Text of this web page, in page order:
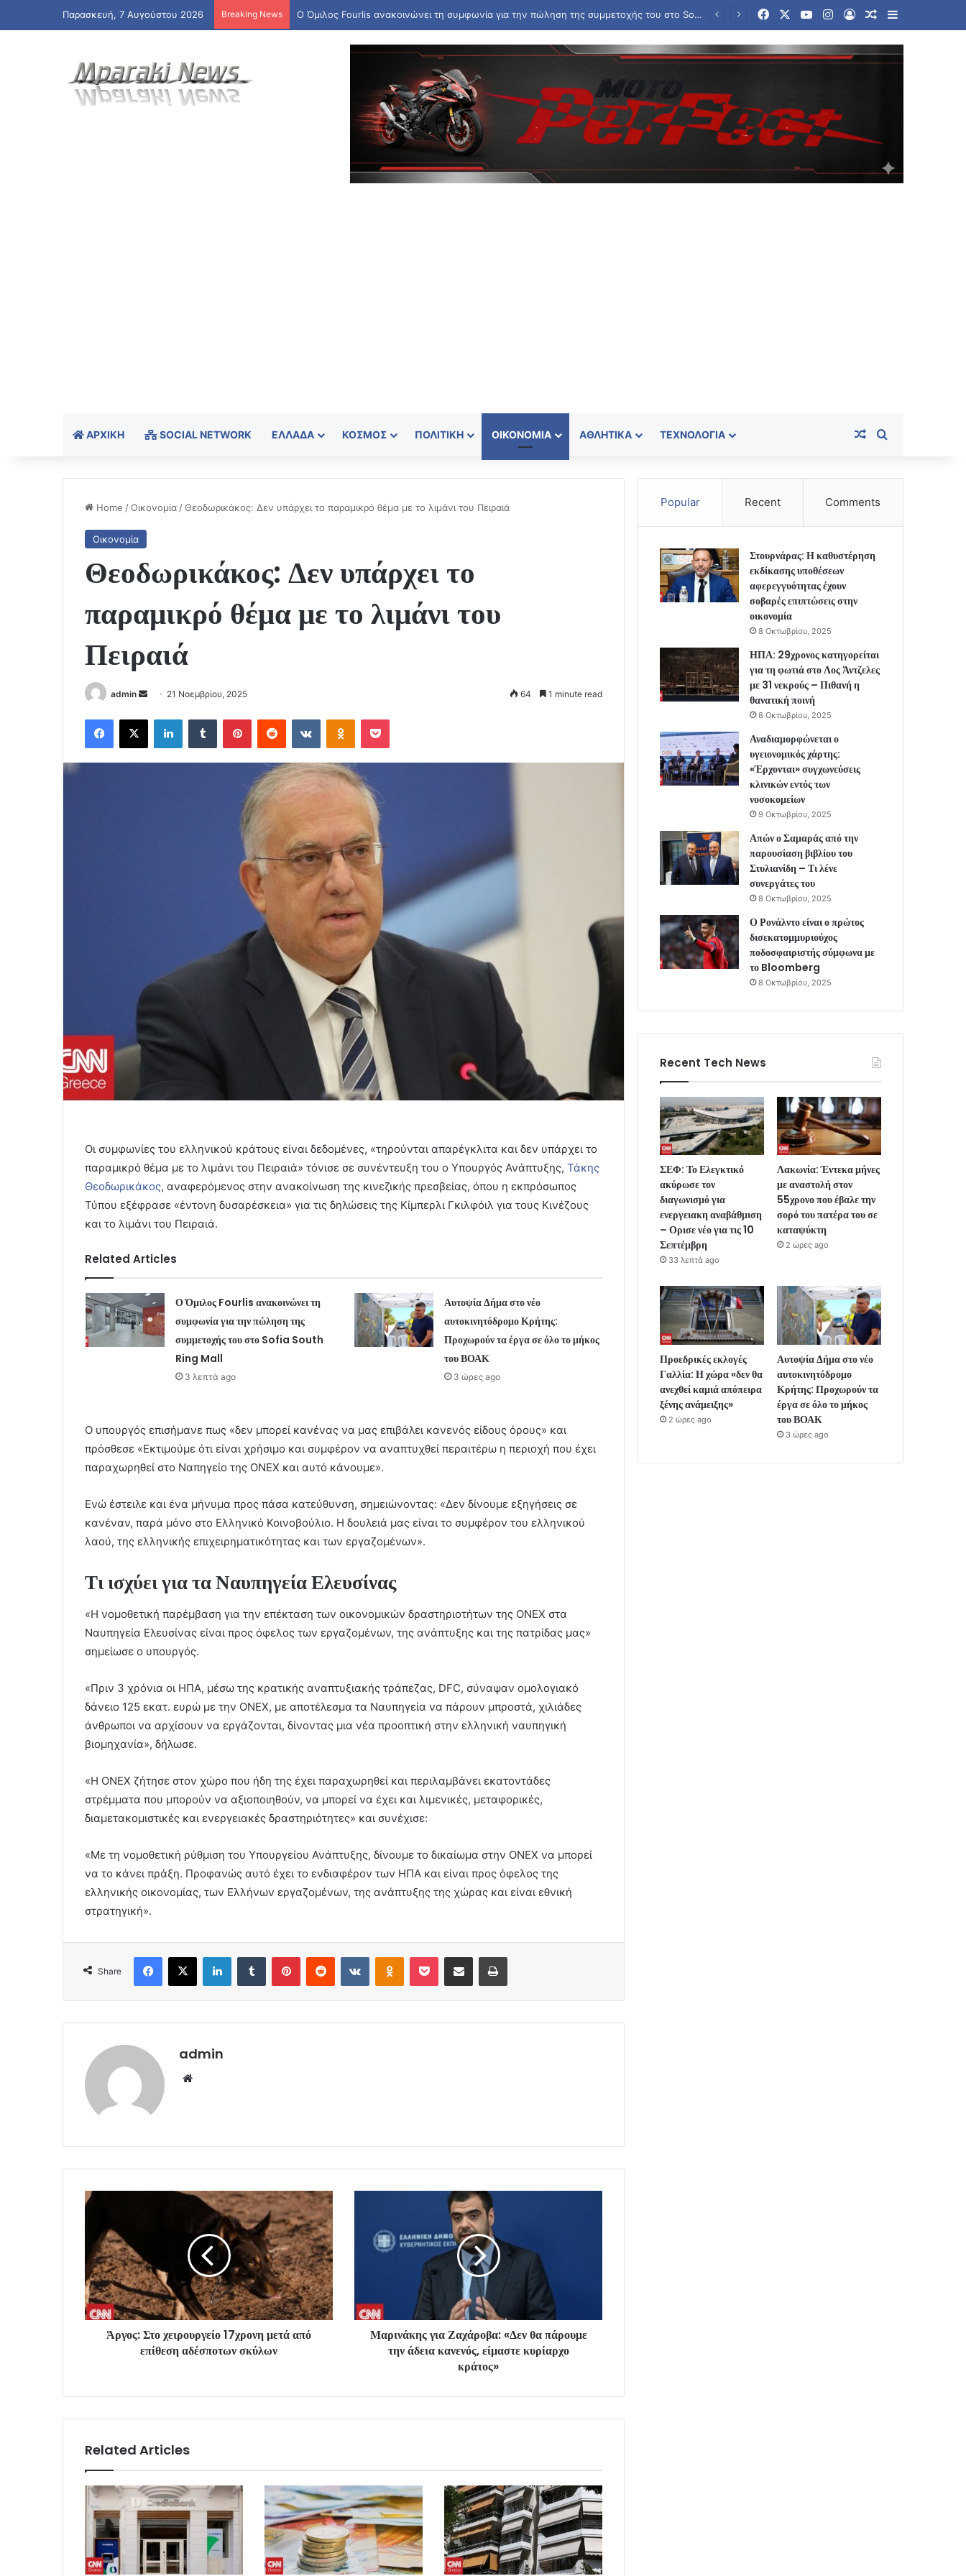
Παρασκευή, 7 Αυγούστου 2026 Breaking News ΣΕΦ: Το Ελεγκτικό ακύρωσε τον διαγωνισμό για ενεργειακη αναβάθμιση – Ορισε νέο για τις 10 Σεπτέμβρη FacebookYouTubeInstagram
Log InRandom Article
Sidebar
ΑΡΧΙΚΉ SOCIAL NETWORK ΕΛΛΆΔΑ ΚΌΣΜΟΣ ΠΟΛΙΤΙΚΉ ΟΙΚΟΝΟΜΊΑ ΑΘΛΗΤΙΚΆ ΤΕΧΝΟΛΟΓΊΑ Random Article
Home /Οικονομία /Θεοδωρικάκος: Δεν υπάρχει το παραμικρό θέμα με το λιμάνι του Πειραιά
Οικονομία
Θεοδωρικάκος: Δεν υπάρχει το
παραμικρό θέμα με το λιμάνι του
Πειραιά
admin
Send
email
21 Νοεμβρίου, 2025 64 1 minute read
Facebook
X LinkedInTumblr PinterestReddit VKontakteOdnoklassniki
Pocket
Οι συμφωνίες του ελληνικού κράτους είναι δεδομένες, «τηρούνται απαρέγκλιτα και δεν υπάρχει το
παραμικρό θέμα με το λιμάνι του Πειραιά» τόνισε σε συνέντευξη του ο Υπουργός Ανάπτυξης, Τάκης
Θεοδωρικάκος, αναφερόμενος στην ανακοίνωση της κινεζικής πρεσβείας, όπου η εκπρόσωπος
Τύπου εξέφρασε «έντονη δυσαρέσκεια» για τις δηλώσεις της Κίμπερλι Γκιλφόιλ για τους Κινέζους
και το λιμάνι του Πειραιά.
Related Articles
Ο Όμιλος Fourlis ανακοινώνει τη
συμφωνία για την πώληση της
συμμετοχής του στο Sofia South
Ring Mall
3 λεπτά ago
Αυτοψία Δήμα στο νέο
αυτοκινητόδρομο Κρήτης:
Προχωρούν τα έργα σε όλο το μήκος
του ΒΟΑΚ
3 ώρες ago
Ο υπουργός επισήμανε πως «δεν μπορεί κανένας να μας επιβάλει κανενός είδους όρους» και
πρόσθεσε «Εκτιμούμε ότι είναι χρήσιμο και συμφέρον να αναπτυχθεί περαιτέρω η περιοχή που έχει
παραχωρηθεί στο Ναπηγείο της ΟΝΕΧ και αυτό κάνουμε».
Ενώ έστειλε και ένα μήνυμα προς πάσα κατεύθυνση, σημειώνοντας: «Δεν δίνουμε εξηγήσεις σε
κανέναν, παρά μόνο στο Ελληνικό Κοινοβούλιο. Η δουλειά μας είναι το συμφέρον του ελληνικού
λαού, της ελληνικής επιχειρηματικότητας και των εργαζομένων».
Τι ισχύει για τα Ναυπηγεία Ελευσίνας
«Η νομοθετική παρέμβαση για την επέκταση των οικονομικών δραστηριοτήτων της ΟΝΕΧ στα
Ναυπηγεία Ελευσίνας είναι προς όφελος των εργαζομένων, της ανάπτυξης και της πατρίδας μας»
σημείωσε ο υπουργός.
«Πριν 3 χρόνια οι ΗΠΑ, μέσω της κρατικής αναπτυξιακής τράπεζας, DFC, σύναψαν ομολογιακό
δάνειο 125 εκατ. ευρώ με την ΟΝΕΧ, με αποτέλεσμα τα Ναυπηγεία να πάρουν μπροστά, χιλιάδες
άνθρωποι να αρχίσουν να εργάζονται, δίνοντας μια νέα προοπτική στην ελληνική ναυπηγική
βιομηχανία», δήλωσε.
«Η ΟΝΕΧ ζήτησε στον χώρο που ήδη της έχει παραχωρηθεί και περιλαμβάνει εκατοντάδες
στρέμματα που μπορούν να αξιοποιηθούν, να μπορεί να έχει και λιμενικές, μεταφορικές,
διαμετακομιστικές και ενεργειακές δραστηριότητες» και συνέχισε:
«Με τη νομοθετική ρύθμιση του Υπουργείου Ανάπτυξης, δίνουμε το δικαίωμα στην ΟΝΕΧ να μπορεί
να το κάνει πράξη. Προφανώς αυτό έχει το ενδιαφέρον των ΗΠΑ και είναι προς όφελος της
ελληνικής οικονομίας, των Ελλήνων εργαζομένων, της ανάπτυξης της χώρας και είναι εθνική
στρατηγική».
Share
Facebook
X LinkedInTumblr PinterestReddit VKontakteOdnoklassniki
Pocket Share via Email Print
admin
Άργος: Στο χειρουργείο 17χρονη μετά από
επίθεση αδέσποτων σκύλων
Μαρινάκης για Ζαχάροβα: «Δεν θα πάρουμε
την άδεια κανενός, είμαστε κυρίαρχο
κράτος»
Related Articles
Popular Recent Comments
Στουρνάρας: Η καθυστέρηση
εκδίκασης υποθέσεων
αφερεγγυότητας έχουν
σοβαρές επιπτώσεις στην
οικονομία
8 Οκτωβρίου, 2025
ΗΠΑ: 29χρονος κατηγορείται
για τη φωτιά στο Λος Άντζελες
με 31 νεκρούς – Πιθανή η
θανατική ποινή
8 Οκτωβρίου, 2025
Αναδιαμορφώνεται ο
υγειονομικός χάρτης:
«Έρχονται» συγχωνεύσεις
κλινικών εντός των
νοσοκομείων
9 Οκτωβρίου, 2025
Απών ο Σαμαράς από την
παρουσίαση βιβλίου του
Στυλιανίδη – Τι λένε
συνεργάτες του
8 Οκτωβρίου, 2025
Ο Ρονάλντο είναι ο πρώτος
δισεκατομμυριούχος
ποδοσφαιριστής σύμφωνα με
το Bloomberg
8 Οκτωβρίου, 2025
Recent Tech News
ΣΕΦ: Το Ελεγκτικό
ακύρωσε τον
διαγωνισμό για
ενεργειακη αναβάθμιση
– Ορισε νέο για τις 10
Σεπτέμβρη
33 λεπτά ago
Λακωνία: Έντεκα μήνες
με αναστολή στον
55χρονο που έβαλε την
σορό του πατέρα του σε
καταψύκτη
2 ώρες ago
Προεδρικές εκλογές
Γαλλία: Η χώρα «δεν θα
ανεχθεί καμιά απόπειρα
ξένης ανάμειξης»
2 ώρες ago
Αυτοψία Δήμα στο νέο
αυτοκινητόδρομο
Κρήτης: Προχωρούν τα
έργα σε όλο το μήκος
του ΒΟΑΚ
3 ώρες ago